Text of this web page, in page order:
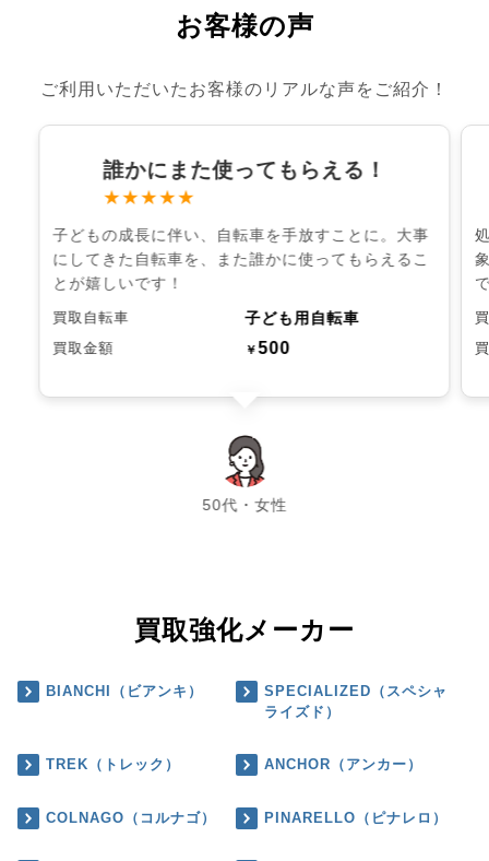
お客様の声
ご利用いただいたお客様のリアルな声をご紹介！
誰かにまた使ってもらえる！
★★★★★
子どもの成長に伴い、自転車を手放すことに。大事
にしてきた自転車を、また誰かに使ってもらえるこ
とが嬉しいです！
買取自転車 子ども用自転車
買取金額 ￥500
50代・女性
chevron_left chevron_right
買取強化メーカー
BIANCHI（ビアンキ）
SPECIALIZED（スペシャ
ライズド）
TREK（トレック） ANCHOR（アンカー）
COLNAGO（コルナゴ） PINARELLO（ピナレロ）